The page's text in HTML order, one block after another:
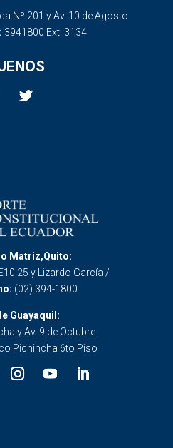
Nº 201 y Av. 10 de Agosto
3941800 Ext. 3134
Matriz,Quito:
25 y Lizardo García /
(02) 394-1800
Guayaquil:
y Av. 9 de Octubre.
Pichincha 6to Piso